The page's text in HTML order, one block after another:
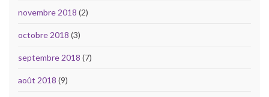
novembre 2018 (2)
octobre 2018 (3)
septembre 2018 (7)
août 2018 (9)